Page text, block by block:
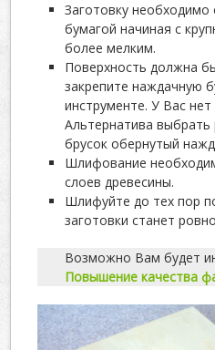
Заготовку
бумагой начиная с
более мелким.
Поверхность должна
закрепите наждачную
инструменте. У Вас нет
Альтернатива
брусок обернутый
Шлифование
слоев древесины.
Шлифуйте до тех пор
заготовки станет
Возможно Вам будет
Повышение качества